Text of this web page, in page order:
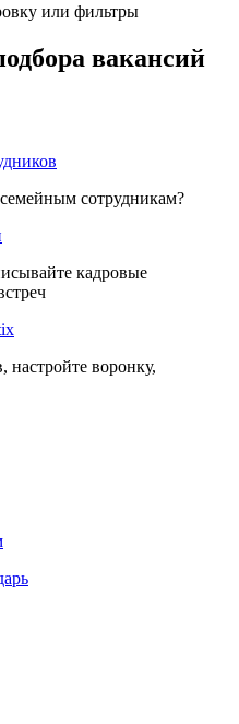
или фильтры
вакансий
сотрудникам?
кадровые
настройте воронку,